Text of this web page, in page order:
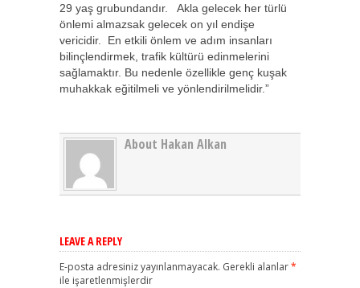
29 yaş grubundandır. Akla gelecek her türlü
önlemi almazsak gelecek on yıl endişe
vericidir. En etkili önlem ve adım insanları
bilinçlendirmek, trafik kültürü edinmelerini
sağlamaktır. Bu nedenle özellikle genç kuşak
muhakkak eğitilmeli ve yönlendirilmelidir.”
About Hakan Alkan
LEAVE A REPLY
E-posta adresiniz yayınlanmayacak. Gerekli alanlar*
ile işaretlenmişlerdir